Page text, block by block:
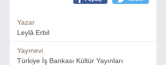
Yazar
Leylâ Erbil
Yayınevi
Türkiye İş Bankası Kültür Yayınları